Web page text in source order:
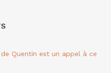
Quentin est un appel à ce